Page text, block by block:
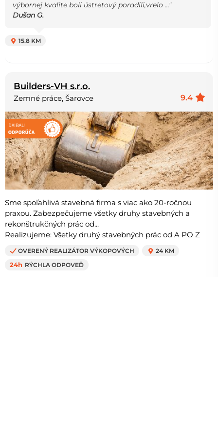
výbornej kvalite boli ústretový poradili,vrelo ..."
Dušan G.
15.8 KM
Builders-VH s.r.o.
9.4
Zemné práce, Šarovce
Sme spoľahlivá stavebná firma s viac ako 20-ročnou
praxou. Zabezpečujeme všetky druhy stavebných a
rekonštrukčných prác od...
Realizujeme: Všetky druhý stavebných prác od A PO Z
OVERENÝ REALIZÁTOR VÝKOPOVÝCH
24 KM
24h RÝCHLA ODPOVEĎ